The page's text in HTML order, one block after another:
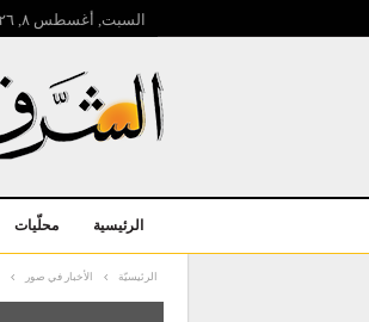
السبت, أغسطس ۸, ۲۰۲٦
الرئيسية محلّيات
الرئيسيّة الأخبار في صور